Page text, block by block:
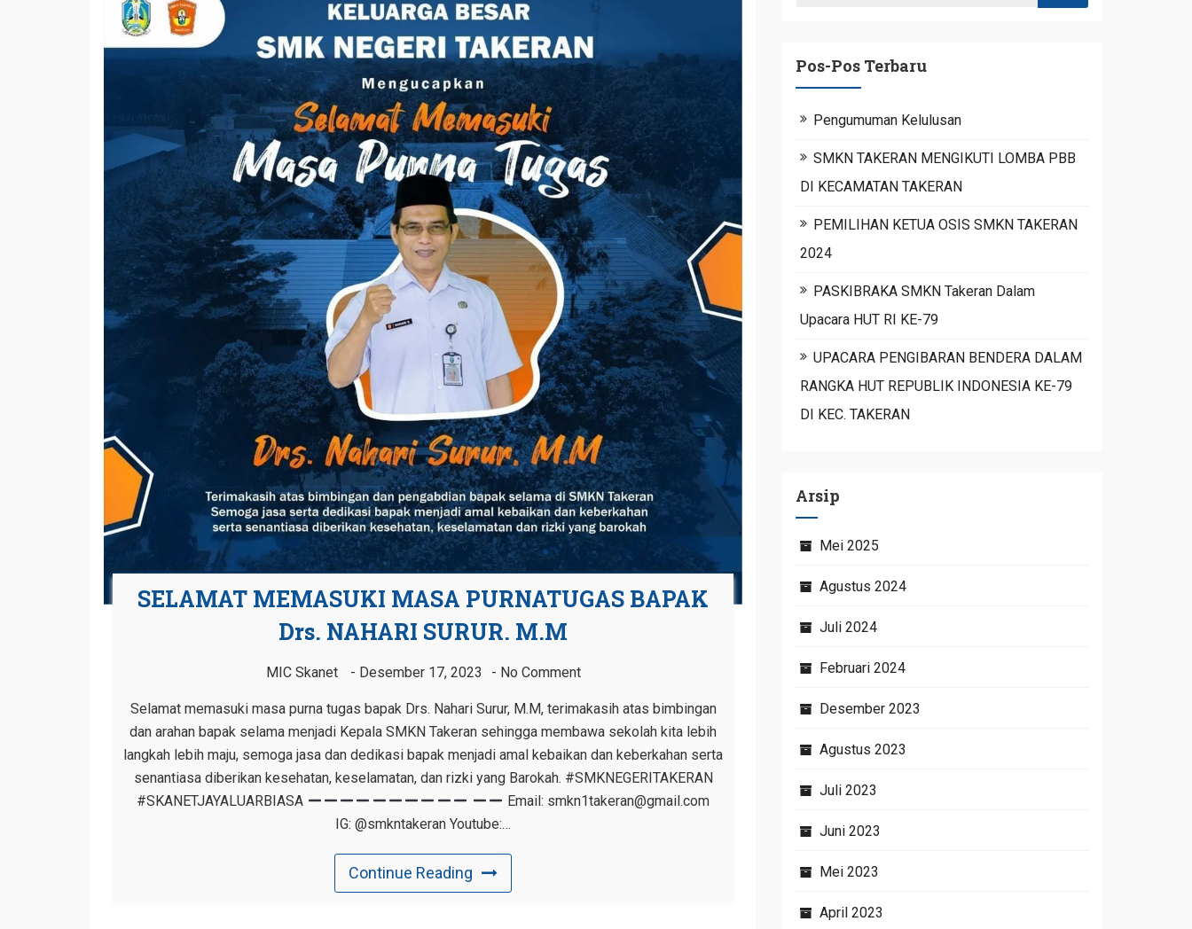
SELAMAT MEMASUKI MASA PURNATUGAS BAPAK
Drs. NAHARI SURUR. M.M
MIC Skanet Desember 17, 2023 No Comment
Selamat memasuki masa purna tugas bapak Drs. Nahari Surur, M.M, terimakasih atas bimbingan
dan arahan bapak selama menjadi Kepala SMKN Takeran sehingga membawa sekolah kita lebih
langkah lebih maju, semoga jasa dan dedikasi bapak menjadi amal kebaikan dan keberkahan serta
senantiasa diberikan kesehatan, keselamatan, dan rizki yang Barokah. #SMKNEGERITAKERAN
#SKANETJAYALUARBIASA
Email: smkn1takeran@gmail.com
IG: @smkntakeran Youtube:…
Continue Reading
Pos-Pos Terbaru
Pengumuman Kelulusan
SMKN TAKERAN MENGIKUTI LOMBA PBB
DI KECAMATAN TAKERAN
PEMILIHAN KETUA OSIS SMKN TAKERAN
2024
PASKIBRAKA SMKN Takeran Dalam
Upacara HUT RI KE-79
UPACARA PENGIBARAN BENDERA DALAM
RANGKA HUT REPUBLIK INDONESIA KE-79
DI KEC. TAKERAN
Arsip
Mei 2025
Agustus 2024
Juli 2024
Februari 2024
Desember 2023
Agustus 2023
Juli 2023
Juni 2023
Mei 2023
April 2023